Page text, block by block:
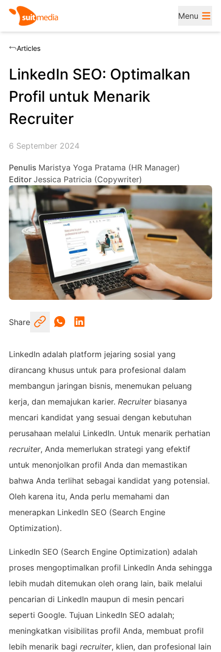
Menu
Articles
LinkedIn SEO: Optimalkan
Profil untuk Menarik
Recruiter
6 September 2024
Penulis Maristya Yoga Pratama (HR Manager)
Editor Jessica Patricia (Copywriter)
Share
LinkedIn adalah platform jejaring sosial yang
dirancang khusus untuk para profesional dalam
membangun jaringan bisnis, menemukan peluang
kerja, dan memajukan karier. Recruiterbiasanya
mencari kandidat yang sesuai dengan kebutuhan
perusahaan melalui LinkedIn. Untuk menarik perhatian
recruiter, Anda memerlukan strategi yang efektif
untuk menonjolkan profil Anda dan memastikan
bahwa Anda terlihat sebagai kandidat yang potensial.
Oleh karena itu, Anda perlu memahami dan
menerapkan LinkedIn SEO (Search Engine
Optimization).
LinkedIn SEO (Search Engine Optimization) adalah
proses mengoptimalkan profil LinkedIn Anda sehingga
lebih mudah ditemukan oleh orang lain, baik melalui
pencarian di LinkedIn maupun di mesin pencari
seperti Google. Tujuan LinkedIn SEO adalah;
meningkatkan visibilitas profil Anda, membuat profil
lebih menarik bagi recruiter, klien, dan profesional lain